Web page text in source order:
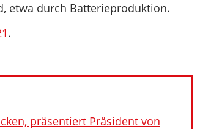
etwa durch Batterieproduktion.
.
präsentiert Präsident von